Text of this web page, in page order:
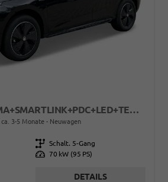
EXTRA SHZ+KLIMA+SMARTLINK+PDC+LED+TEMPOMAT
3-5 Monate Neuwagen
Getriebe Schalt. 5-Gang
Leistung 70 kW (95 PS)
DETAILS